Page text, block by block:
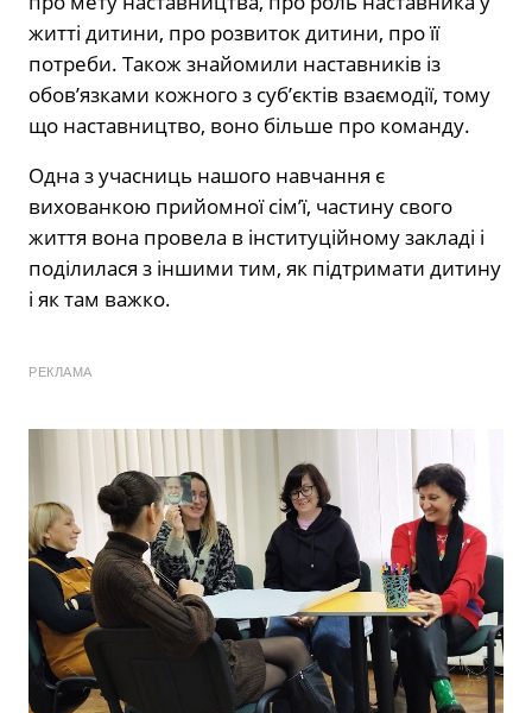
житті дитини, про розвиток дитини, про її
потреби. Також знайомили наставників із
обов’язками кожного з суб’єктів взаємодії, тому
що наставництво, воно більше про команду.
Одна з учасниць нашого навчання є
вихованкою прийомної сім’ї, частину свого
життя вона провела в інституційному закладі і
поділилася з іншими тим, як підтримати дитину
і як там важко.
РЕКЛАМА